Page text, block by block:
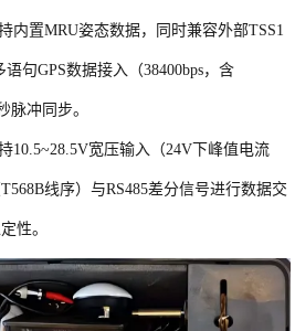
内置MRU姿态数据，同时兼容外部TSS1
句GPS数据接入（38400bps，含
脉冲同步。
10.5~28.5V宽压输入（24V下峰值电流
线序）与RS485差分信号进行数据交
性。